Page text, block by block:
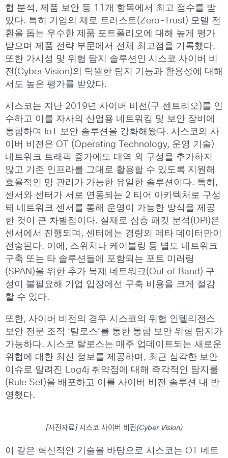
협 분석, 제품 보안 등 11개 항목에서 최고 점수를 받
았다. 특히 기업의 제로 트러스트(Zero-Trust) 모델 전
환을 돕는 우수한 제품 포트폴리오에 대해 높게 평가
받으며 제품 전략 부문에서 전체 최고점을 기록했다.
또한 가시성 및 위협 탐지 솔루션인 시스코 사이버 비
전(Cyber Vision)의 탁월한 탐지 기능과 활용성에 대해
서도 높은 평가를 받았다.
시스코는 지난 2019년 사이버 비전(구 센트리오)를 인
수하고 이를 자사의 산업용 네트워킹 및 보안 장비에
통합하며 IoT 보안 솔루션을 강화해왔다. 시스코의 사
이버 비전은 OT (Operating Technology, 운영 기술)
네트워크 트래픽 증가에도 대역 외 구성을 추가하지
않고 기존 인프라를 그대로 활용할 수 있도록 지원해
효율적인 망 관리가 가능한 유일한 솔루션이다. 특히,
센서와 센터가 서로 연동되는 2 티어 아키텍처로 구성
돼 네트워크 센서를 통해 운영이 가능한 방식을 제공
한 것이 큰 차별점이다. 실제로 심층 패킷 분석(DPI)은
센서에서 진행되며, 센터에는 경량의 메타 데이터만이
전송된다. 이에, 스위치나 케이블링 등 별도 네트워크
구축 또는 타 솔루션들에 포함되는 포트 미러링
(SPAN)을 위한 추가 복제 네트워크(Out of Band) 구
성이 불필요해 기업 입장에선 구축 비용을 크게 절감
할 수 있다.
또한, 사이버 비전의 경우 시스코의 위협 인텔리전스
보안 전문 조직 ‘탈로스’를 통한 통합 보안 위협 탐지가
가능하다. 시스코 탈로스는 매주 업데이트되는 새로운
위협에 대한 최신 정보를 제공하며, 최근 심각한 보안
이슈로 알려진 Log4j 취약점에 대해 즉각적인 탐지룰
(Rule Set)을 배포하고 이를 사이버 비전 솔루션 내 반
영했다.
[사진자료] 시스코 사이버 비전(Cyber Vision)
이 같은 혁신적인 기술을 바탕으로 시스코는 OT 네트